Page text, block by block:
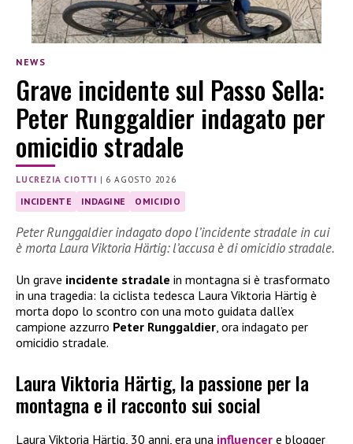
NEWS
Grave incidente sul Passo Sella:
Peter Runggaldier indagato per
omicidio stradale
LUCREZIA CIOTTI | 6 AGOSTO 2026
INCIDENTE INDAGINE OMICIDIO
Peter Runggaldier indagato dopo l’incidente stradale in cui
è morta Laura Viktoria Härtig: l’accusa è di omicidio stradale.
Un grave incidente stradale in montagna si è trasformato
in una tragedia: la ciclista tedesca Laura Viktoria Härtig è
morta dopo lo scontro con una moto guidata dall’ex
campione azzurro Peter Runggaldier, ora indagato per
omicidio stradale.
Laura Viktoria Härtig, la passione per la
montagna e il racconto sui social
Laura Viktoria Härtig, 30 anni, era una influencer e blogger